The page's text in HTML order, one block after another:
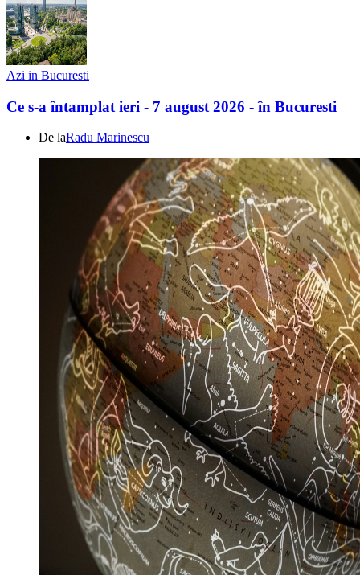
Azi in Bucuresti
Ce s-a întamplat ieri - 7 august 2026 - în Bucuresti
De laRadu Marinescu